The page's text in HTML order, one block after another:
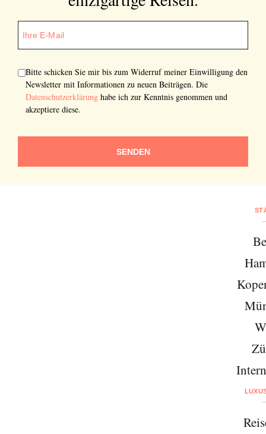
Bitte schicken Sie mir bis zum Widerruf meiner Einwilligung den
Newsletter mit Informationen zu neuen Beiträgen. Die
Datenschutzerklärung habe ich zur Kenntnis genommen und
akzeptiere diese.
SENDEN